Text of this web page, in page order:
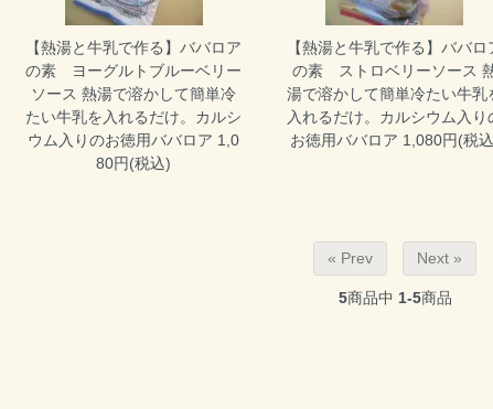
【熱湯と牛乳で作る】ババロア
の素 ヨーグルトブルーベリー
ソース 熱湯で溶かして簡単冷
たい牛乳を入れるだけ。カルシ
ウム入りのお徳用ババロア 1,0
80円(税込)
【熱湯と牛乳で作る】ババロ
の素 ストロベリーソース
湯で溶かして簡単冷たい牛乳
入れるだけ。カルシウム入り
お徳用ババロア 1,080円(税
« Prev Next »
5商品中 1-5商品